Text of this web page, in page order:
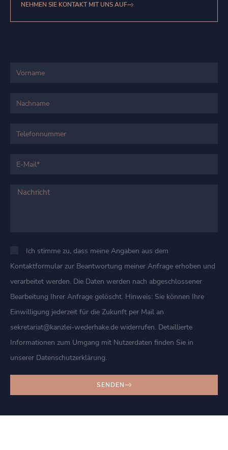
NEHMEN SIE KONTAKT MIT UNS AUF
Ich stimme zu, dass meine Angaben aus dem
Kontaktformular zur Beantwortung meiner Anfrage erhoben und
verarbeitet werden. Die Daten werden nach abgeschlossener
Bearbeitung Ihrer Anfrage gelöscht. Hinweis: Sie können Ihre
Einwilligung jederzeit für die Zukunft per Mail an
sekretariat@kanzlei-wederhake.de widerrufen. Detaillierte
Informationen zum Umgang mit Nutzerdaten finden Sie in
unserer Datenschutzerklärung.
SENDEN